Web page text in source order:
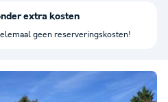
extra kosten
geen reserveringskosten!